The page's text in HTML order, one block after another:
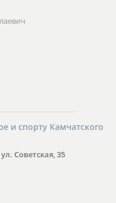
и спорту Камчатского
Советская, 35